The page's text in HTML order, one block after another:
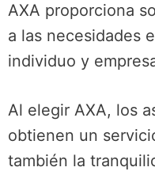
AXA proporciona
a las necesidades
individuo y
Al elegir AXA, los
obtienen un
también la